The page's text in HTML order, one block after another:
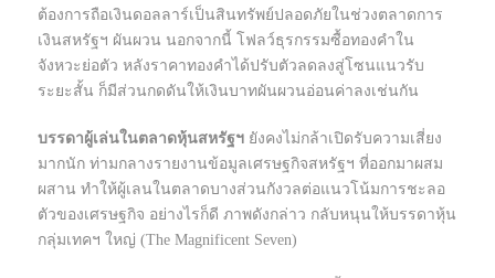
ต้องการถือเงินดอลลาร์เป็นสินทรัพย์ปลอดภัยในช่วงตลาดการ
เงินสหรัฐฯ ผันผวน นอกจากนี้ โฟลว์ธุรกรรมซื้อทองคำใน
จังหวะย่อตัว หลังราคาทองคำได้ปรับตัวลดลงสู่โซนแนวรับ
ระยะสั้น ก็มีส่วนกดดันให้เงินบาทผันผวนอ่อนค่าลงเช่นกัน
บรรดาผู้เล่นในตลาดหุ้นสหรัฐฯ ยังคงไม่กล้าเปิดรับความเสี่ยง
มากนัก ท่ามกลางรายงานข้อมูลเศรษฐกิจสหรัฐฯ ที่ออกมาผสม
ผสาน ทำให้ผู้เลนในตลาดบางส่วนกังวลต่อแนวโน้มการชะลอ
ตัวของเศรษฐกิจ อย่างไรก็ดี ภาพดังกล่าว กลับหนุนให้บรรดาหุ้น
กลุ่มเทคฯ ใหญ่ (The Magnificent Seven)